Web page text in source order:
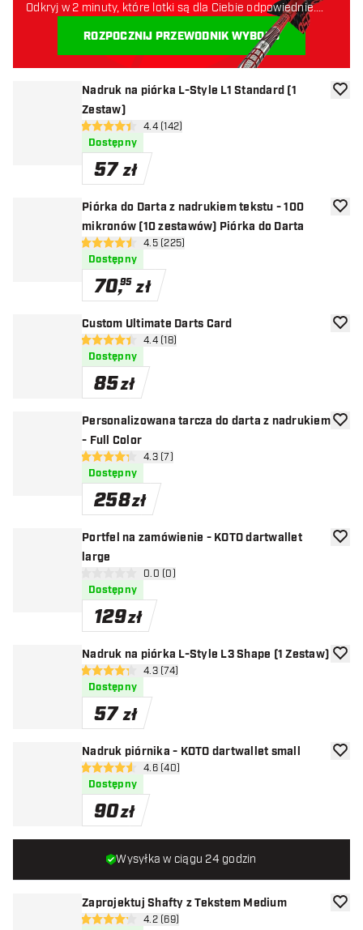
Nadruk na piórka L-Style L1 Standard (1
Zestaw)
otwórz panel recenzji
4.4 gwiazdki oceny
4.4 (142)
Dostępny
57 zł
Piórka do Darta z nadrukiem tekstu - 100
mikronów (10 zestawów) Piórka do Darta
otwórz panel recenzji
4.5 gwiazdki oceny
4.5 (225)
Dostępny
70,95 zł
Custom Ultimate Darts Card
otwórz panel recenzji
4.4 gwiazdki oceny
4.4 (18)
Dostępny
85zł
Personalizowana tarcza do darta z nadrukiem
- Full Color
otwórz panel recenzji
4.3 gwiazdki oceny
4.3 (7)
Dostępny
258zł
dodaj
Portfel na zamówienie - KOTO dartwallet
large
otwórz panel recenzji
0 gwiazdki oceny0.0 (0)
Dostępny
129zł
Nadruk na piórka L-Style L3 Shape (1 Zestaw)
otwórz panel recenzji
4.3 gwiazdki oceny
4.3 (74)
Dostępny
57 zł
Nadruk piórnika - KOTO dartwallet small
otwórz panel recenzji
4.6 gwiazdki oceny
4.6 (40)
Dostępny
90zł
Zaprojektuj Shafty z Tekstem Medium
otwórz panel recenzji
4.2 gwiazdki oceny
4.2 (69)
Odkryj w 2 minuty, które lotki są dla Ciebie odpowiednie.
ROZPOCZNIJ PRZEWODNIK WYBORU
Wysyłka w ciągu 24 godzin